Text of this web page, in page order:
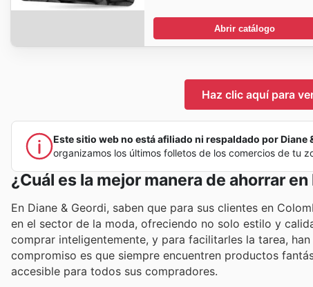
Abrir catálogo
Haz clic aquí para
Este sitio web no está afiliado ni respaldado por
organizamos los últimos folletos de los comercios de tu
¿Cuál es la mejor manera de ahorrar en
En Diane & Geordi, saben que para sus clientes en
en el sector de la moda, ofreciendo no solo estilo y
comprar inteligentemente, y para facilitarles la tarea,
compromiso es que siempre encuentren productos
accesible para todos sus compradores.